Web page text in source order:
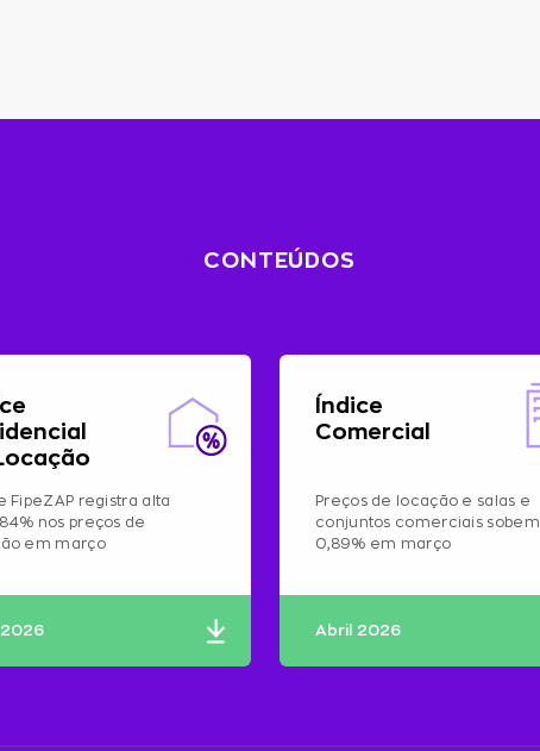
CONTEÚDOS
FipeZAP registra alta
nos preços de
em março
Índice
Comercial
Preços de locação e salas e
conjuntos comerciais sobem
0,89% em março
Abril 2026